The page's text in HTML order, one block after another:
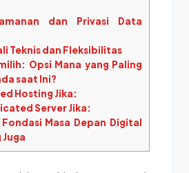
dan Privasi Data
Teknis dan Fleksibilitas
Opsi Mana yang Paling
saat Ini?
Hosting Jika:
Server Jika:
Masa Depan Digital